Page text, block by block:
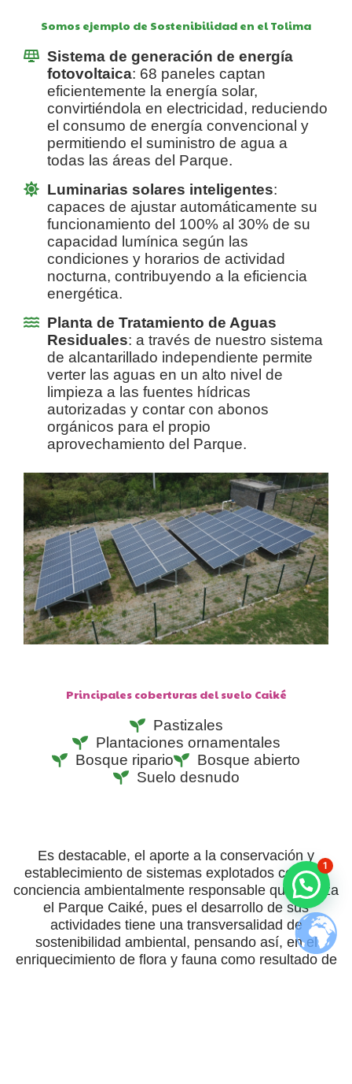
Somos ejemplo de Sostenibilidad en el Tolima
Sistema de generación de energía
fotovoltaica: 68 paneles captan
eficientemente la energía solar,
convirtiéndola en electricidad, reduciendo
el consumo de energía convencional y
permitiendo el suministro de agua a
todas las áreas del Parque.
Luminarias solares inteligentes:
capaces de ajustar automáticamente su
funcionamiento del 100% al 30% de su
capacidad lumínica según las
condiciones y horarios de actividad
nocturna, contribuyendo a la eficiencia
energética.
Planta de Tratamiento de Aguas
Residuales: a través de nuestro sistema
de alcantarillado independiente permite
verter las aguas en un alto nivel de
limpieza a las fuentes hídricas
autorizadas y contar con abonos
orgánicos para el propio
aprovechamiento del Parque.
Principales coberturas del suelo Caiké
Pastizales
Plantaciones ornamentales
Bosque ripario
Bosque abierto
Suelo desnudo
Es destacable, el aporte a la conservación y
establecimiento de sistemas explotados con una
conciencia ambientalmente responsable que realiza
el Parque Caiké, pues el desarrollo de sus
actividades tiene una transversalidad de
sostenibilidad ambiental, pensando así, en el
enriquecimiento de flora y fauna como resultado de
1